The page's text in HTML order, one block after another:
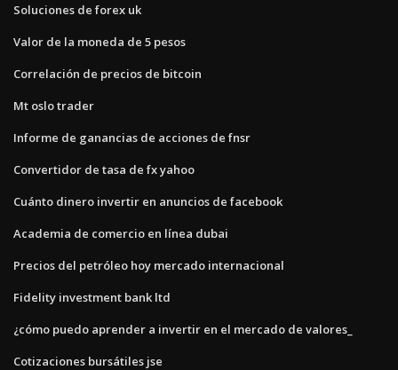
Soluciones de forex uk
Valor de la moneda de 5 pesos
Correlación de precios de bitcoin
Mt oslo trader
Informe de ganancias de acciones de fnsr
Convertidor de tasa de fx yahoo
Cuánto dinero invertir en anuncios de facebook
Academia de comercio en línea dubai
Precios del petróleo hoy mercado internacional
Fidelity investment bank ltd
¿cómo puedo aprender a invertir en el mercado de valores_
Cotizaciones bursátiles jse